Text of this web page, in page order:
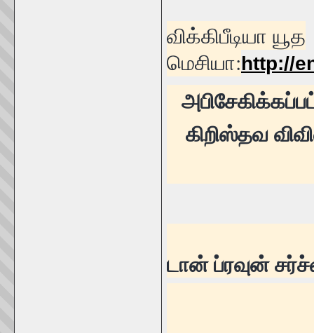
விக்கிபீடியா யூத
மெசியா:http://
கிறிஸ்தவ
டான் ப்ரவுன்